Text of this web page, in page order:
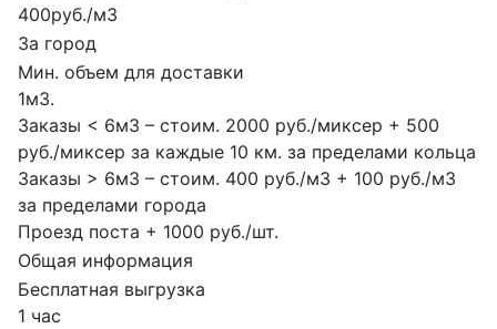
400руб./м3
За город
Мин. объем для доставки
1м3.
Заказы < 6м3 – стоим. 2000 руб./миксер + 500
руб./миксер за каждые 10 км. за пределами кольца
Заказы > 6м3 – стоим. 400 руб./м3 + 100 руб./м3
за пределами города
Проезд поста + 1000 руб./шт.
Общая информация
Бесплатная выгрузка
1 час